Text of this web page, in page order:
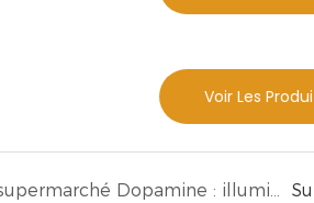
Voir Les
Rayons de supermarché Dopamine : illuminez votre expérience d&39;achat